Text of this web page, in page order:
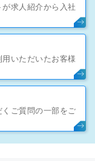
求人紹介から入社
いただいたお客様
ご質問の一部をご